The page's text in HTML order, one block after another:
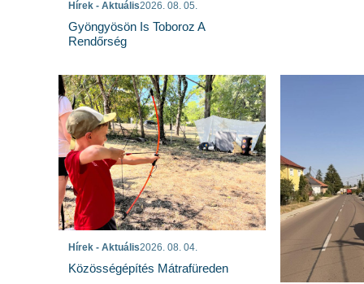
Hírek - Aktuális2026. 08. 05.
Gyöngyösön Is Toboroz A
Rendőrség
Hírek - Aktuális2026. 08. 04.
Közösségépítés Mátrafüreden